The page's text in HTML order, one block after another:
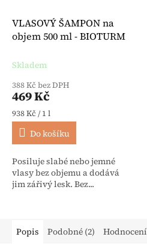
VLASOVÝ ŠAMPON na
objem 500 ml - BIOTURM
Skladem
388 Kč bez DPH
469 Kč
Měrná cena:
938 Kč / 1 l
Do košíku
Posiluje slabé nebo jemné
vlasy bez objemu a dodává
jim zářivý lesk. Bez...
Popis Podobné (2) Hodnocení